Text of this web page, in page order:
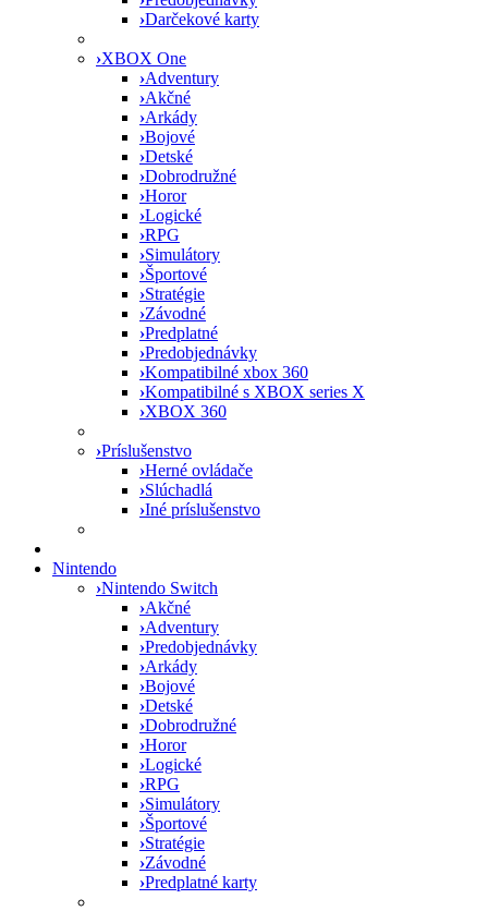
›Darčekové karty
›XBOX One
›Adventury
›Akčné
›Arkády
›Bojové
›Detské
›Dobrodružné
›Horor
›Logické
›RPG
›Simulátory
›Športové
›Stratégie
›Závodné
›Predplatné
›Predobjednávky
›Kompatibilné xbox 360
›Kompatibilné s XBOX series X
›XBOX 360
›Príslušenstvo
›Herné ovládače
›Slúchadlá
›Iné príslušenstvo
Nintendo
›Nintendo Switch
›Akčné
›Adventury
›Predobjednávky
›Arkády
›Bojové
›Detské
›Dobrodružné
›Horor
›Logické
›RPG
›Simulátory
›Športové
›Stratégie
›Závodné
›Predplatné karty